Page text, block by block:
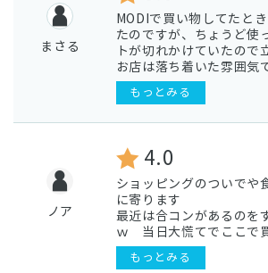
まさる
MODIで買い物してたと
たのですが、ちょうど使
トが切れかけていたので
お店は落ち着いた雰囲気
店員さんも親切に対応し
た。
っています。
ありがとうございました。
もっとみる
ノア
4.0
ショッピングのついでや
に寄ります
最近は合コンがあるのを
ｗ 当日大慌てでここで
そんなに品ぞろえいいな
けど、場所が便利なので
もっとみる